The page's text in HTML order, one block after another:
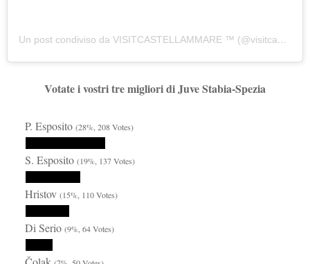
Un post condiviso da VISITCASTELLAMMARE ™ (@visitcastellammare)
Votate i vostri tre migliori di Juve Stabia-Spezia
P. Esposito(28%, 208 Votes)
S. Esposito(19%, 137 Votes)
Hristov(15%, 110 Votes)
Di Serio(9%, 64 Votes)